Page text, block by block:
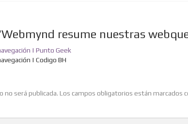
n
p
i
r
resume nuestras
| Punto Geek
| Codigo BH
no será publicada. Los campos obligatorios están marcados